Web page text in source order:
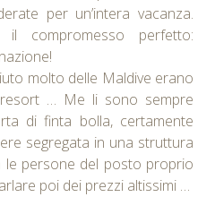
per un’intera vacanza.
compromesso perfetto:
molto delle Maldive erano
… Me li sono sempre
di finta bolla, certamente
segregata in una struttura
persone del posto proprio
poi dei prezzi altissimi …